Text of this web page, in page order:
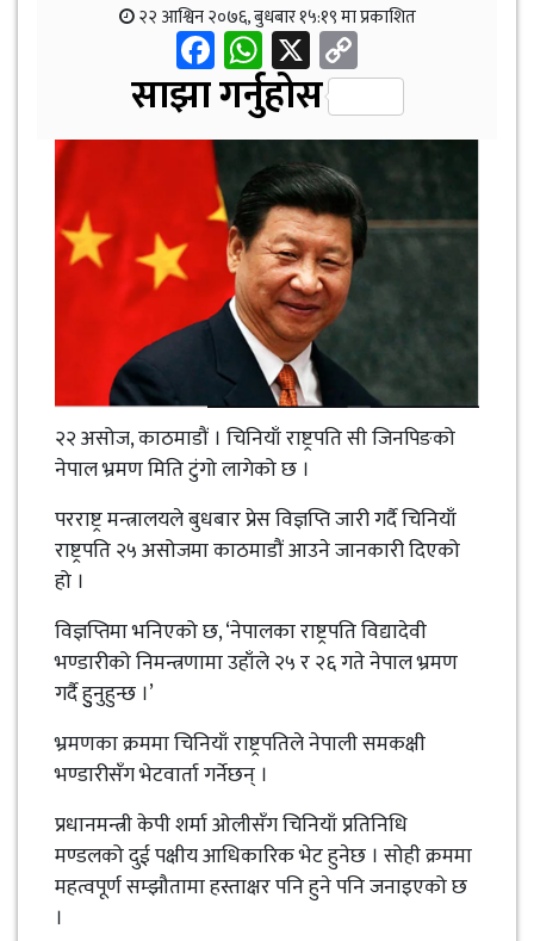
२२ आश्विन २०७६, बुधबार १५:१९ मा प्रकाशित
Facebook
WhatsApp
X
Link
साझा गर्नुहोस
२२ असोज, काठमाडौं । चिनियाँ राष्ट्रपति सी जिनपिङको
नेपाल भ्रमण मिति टुंगो लागेको छ ।
परराष्ट्र मन्त्रालयले बुधबार प्रेस विज्ञप्ति जारी गर्दै चिनियाँ
राष्ट्रपति २५ असोजमा काठमाडौं आउने जानकारी दिएको
हो ।
विज्ञप्तिमा भनिएको छ, ‘नेपालका राष्ट्रपति विद्यादेवी
भण्डारीको निमन्त्रणामा उहाँले २५ र २६ गते नेपाल भ्रमण
गर्दै हुुनुहुन्छ ।’
भ्रमणका क्रममा चिनियाँ राष्ट्रपतिले नेपाली समकक्षी
भण्डारीसँग भेटवार्ता गर्नेछन् ।
प्रधानमन्त्री केपी शर्मा ओलीसँग चिनियाँ प्रतिनिधि
मण्डलको दुई पक्षीय आधिकारिक भेट हुनेछ । सोही क्रममा
महत्वपूर्ण सम्झौतामा हस्ताक्षर पनि हुने पनि जनाइएको छ
।